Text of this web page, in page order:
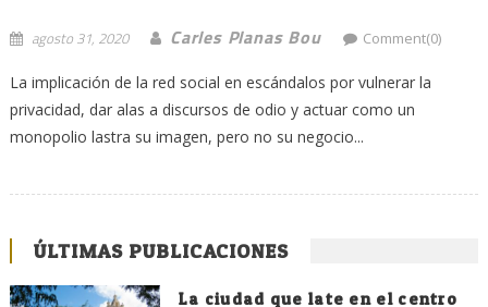
agosto 31, 2020 Carles Planas Bou Comment(0)
La implicación de la red social en escándalos por vulnerar la
privacidad, dar alas a discursos de odio y actuar como un
monopolio lastra su imagen, pero no su negocio...
ÚLTIMAS PUBLICACIONES
La ciudad que late en el centro